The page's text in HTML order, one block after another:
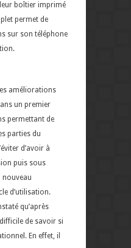
boîtier imprimé
permet de
sur son téléphone
améliorations
un premier
permettant de
parties du
d’avoir à
puis sous
nouveau
d’utilisation.
qu’après
de savoir si
En effet, il